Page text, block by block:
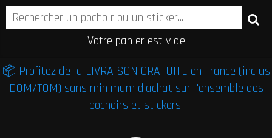
Votre panier est vide
📦 Profitez de la LIVRAISON GRATUITE en France (inclus
DOM/TOM) sans minimum d'achat sur l'ensemble des
pochoirs et stickers.